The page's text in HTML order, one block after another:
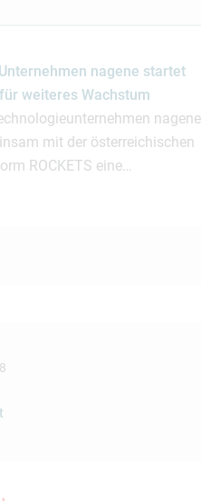
nagene startet
weiteres Wachstum
nagene
mit der österreichischen
ROCKETS eine…